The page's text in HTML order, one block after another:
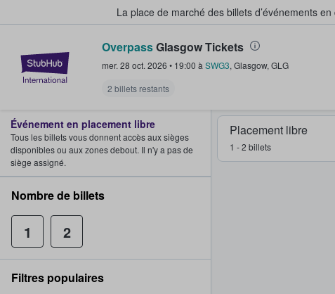
La place de marché des billets d’événements
StubHub - Où les fans achètent et
OverpassGlasgow Tickets
mer. 28 oct. 2026 • 19:00 à SWG3, Glasgow, GLG
2 billets restants
Placement libre
1 - 2 billets
Événement en placement libre
Tous les billets vous donnent accès aux sièges
disponibles ou aux zones debout. Il n'y a pas de
siège assigné.
Nombre de billets
1 2
Filtres populaires